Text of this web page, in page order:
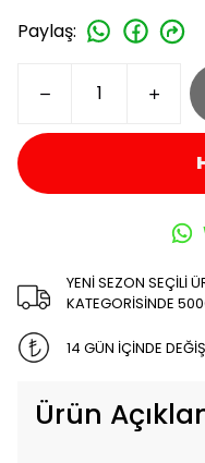
Paylaş:
YENİ SEZON SEÇİLİ
KATEGORİSİNDE
14 GÜN İÇİNDE
Ürün